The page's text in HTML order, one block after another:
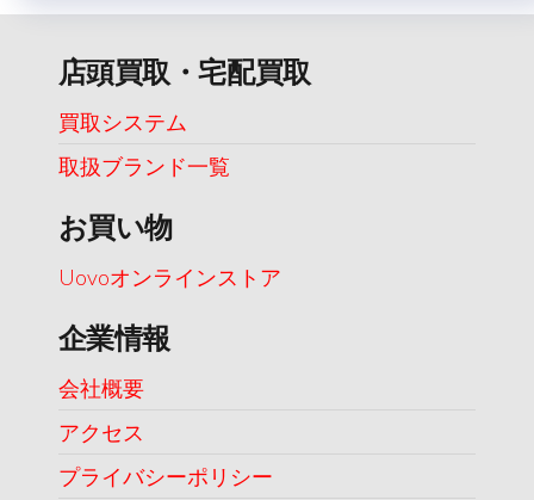
店頭買取・宅配買取
買取システム
取扱ブランド一覧
お買い物
Uovoオンラインストア
企業情報
会社概要
アクセス
プライバシーポリシー